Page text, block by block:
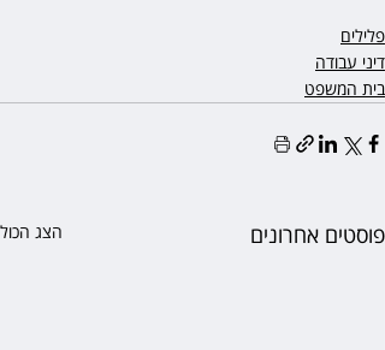
פלילים
דיני עבודה
בית המשפט
פוסטים אחרונים הצג הכול